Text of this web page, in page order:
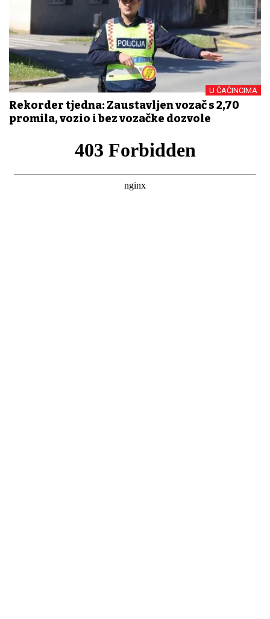
U ČAČINCIMA
Rekorder tjedna: Zaustavljen vozač s 2,70
promila, vozio i bez vozačke dozvole